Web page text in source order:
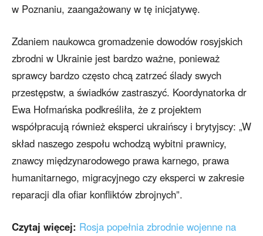
w Poznaniu, zaangażowany w tę inicjatywę.
Zdaniem naukowca gromadzenie dowodów rosyjskich
zbrodni w Ukrainie jest bardzo ważne, ponieważ
sprawcy bardzo często chcą zatrzeć ślady swych
przestępstw, a świadków zastraszyć. Koordynatorka dr
Ewa Hofmańska podkreśliła, że z projektem
współpracują również eksperci ukraińscy i brytyjscy: „W
skład naszego zespołu wchodzą wybitni prawnicy,
znawcy międzynarodowego prawa karnego, prawa
humanitarnego, migracyjnego czy eksperci w zakresie
reparacji dla ofiar konfliktów zbrojnych”.
Czytaj więcej: Rosja popełnia zbrodnie wojenne na